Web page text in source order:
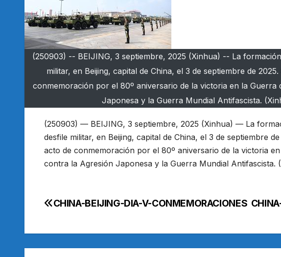
(250903) -- BEIJING, 3 septiembre, 2025 (Xinhua) -- La
militar, en Beijing, capital de China, el 3 de septiembre de
conmemoración por el 80º aniversario de la victoria en la Guerra
Japonesa y la Guerra Mundial Antifascista.
(250903) — BEIJING, 3 septiembre, 2025 (Xinhua) — La
desfile militar, en Beijing, capital de China, el 3 de septiembre
acto de conmemoración por el 80º aniversario de la victoria
contra la Agresión Japonesa y la Guerra Mundial Antifascista.
Navegación
entradas
CHINA-BEIJING-DIA-V-CONMEMORACIONES